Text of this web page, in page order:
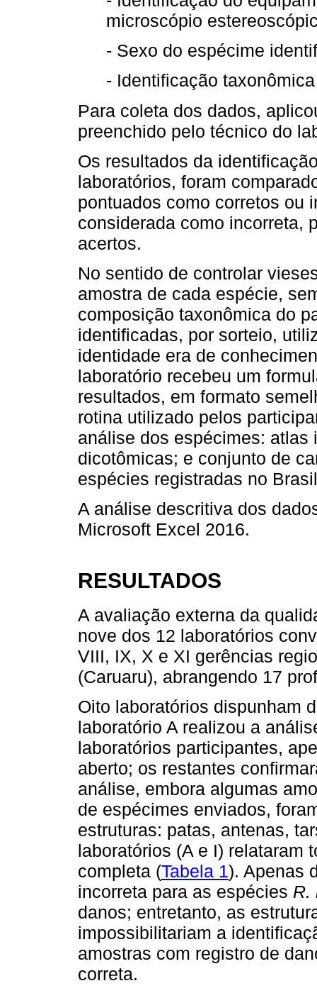
microscópio
- Sexo do espécime
- Identificação
Para coleta dos dados,
preenchido pelo técnico do
Os resultados da
laboratórios, foram
pontuados como corretos ou
considerada como incorreta,
acertos.
No sentido de controlar
amostra de cada espécie,
composição taxonômica do
identificadas, por sorteio,
identidade era de
laboratório recebeu um
resultados, em formato
rotina utilizado pelos
análise dos espécimes:
dicotômicas; e conjunto de
espécies registradas no
A análise descritiva dos
Microsoft Excel 2016.
RESULTADOS
A avaliação externa da
nove dos 12 laboratórios
VIII, IX, X e XI gerências
(Caruaru), abrangendo 17
Oito laboratórios dispunham
laboratório A realizou a
laboratórios participantes,
aberto; os restantes
análise, embora algumas
de espécimes enviados,
estruturas: patas, antenas,
laboratórios (A e I) relataram
completa (Tabela 1). Apenas
incorreta para as espécies R.
danos; entretanto, as
impossibilitariam a
amostras com registro de
correta.